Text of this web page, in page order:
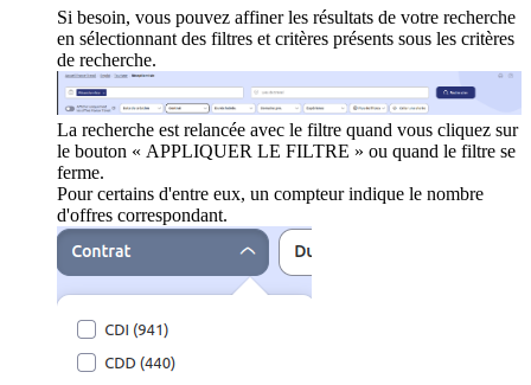
Si besoin, vous pouvez affiner les résultats de votre recherche
en sélectionnant des filtres et critères présents sous les critères
de recherche.
La recherche est relancée avec le filtre quand vous cliquez sur
le bouton « APPLIQUER LE FILTRE » ou quand le filtre se
ferme.
Pour certains d'entre eux, un compteur indique le nombre
d'offres correspondant.